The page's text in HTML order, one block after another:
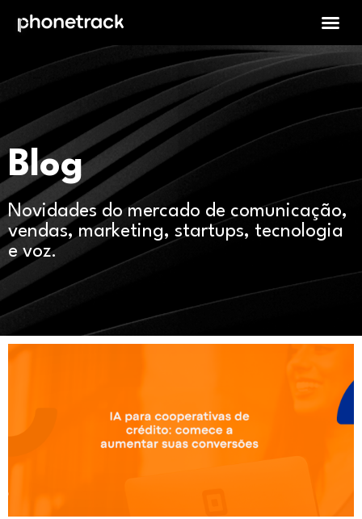
Blog
Novidades do mercado de comunicação,
vendas, marketing, startups, tecnologia
e voz.